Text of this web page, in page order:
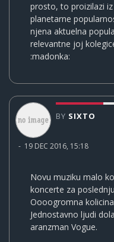
prosto, to proizilazi
planetarne
njena aktuelna
relevantne joj
:madonka:
BY SIXTO
- 19 DEC 2016, 15:18
Novu muziku malo
koncerte za
Oooogromna
Jednostavno ljudi
aranzman Vogue.